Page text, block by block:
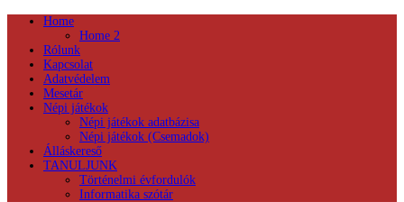
Home
Home 2
Rólunk
Kapcsolat
Adatvédelem
Mesetár
Népi játékok
Népi játékok adatbázisa
Népi játékok (Csemadok)
Álláskereső
TANULJUNK
Történelmi évfordulók
Informatika szótár